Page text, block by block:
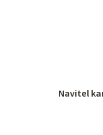
Navitel